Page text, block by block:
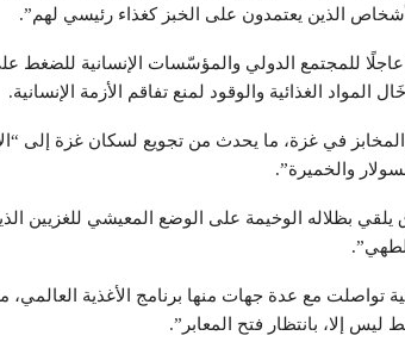
الذين يعتمدون على الخبز كغذاء رئيسي لهم”.
للمجتمع الدولي والمؤسّسات الإنسانية للضغط
المواد الغذائية والوقود لمنع تفاقم الأزمة الإنسانية.
في غزة، ما يحدث من تجويع لسكان غزة إلى
والخميرة”.
يلقي بظلاله الوخيمة على الوضع المعيشي للغزيين
تواصلت مع عدة جهات منها برنامج الأغذية العالمي،
إلا، بانتظار فتح المعابر”.